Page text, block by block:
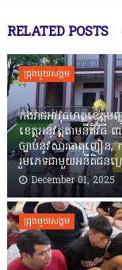
RELATED POSTS
ជ្រុងមួយសង្គម
កងរាជឣាវុធហត្ថខេត្
ខេត្តឣនុវត្តតាមនីតិវិ
ច្បាប់នូវសារធាតុញៀន,
រួមភេទជាមួយអនីតិជនក្
December 01, 2025
ជ្រុងមួយសង្គម